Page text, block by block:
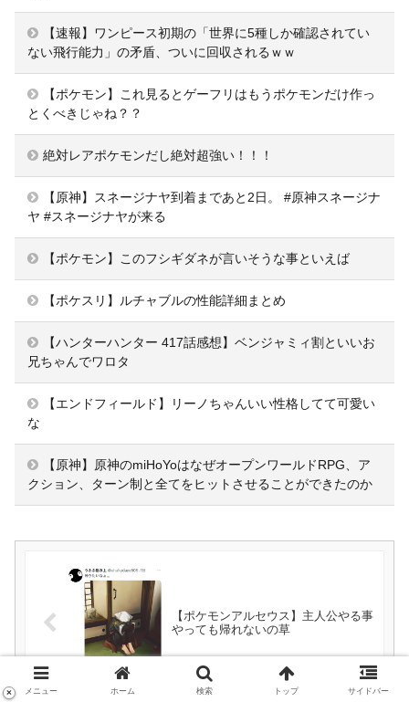
【速報】ワンピース初期の「世界に5種しか確認されてい
ない飛行能力」の矛盾、ついに回収されるｗｗ
【ポケモン】これ見るとゲーフリはもうポケモンだけ作っ
とくべきじゃね？？
絶対レアポケモンだし絶対超強い！！！
【原神】スネージナヤ到着まであと2日。 #原神スネージナ
ヤ #スネージナヤが来る
【ポケモン】このフシギダネが言いそうな事といえば
【ポケスリ】ルチャブルの性能詳細まとめ
【ハンターハンター 417話感想】ベンジャミィ割といいお
兄ちゃんでワロタ
【エンドフィールド】リーノちゃんいい性格してて可愛い
な
【原神】原神のmiHoYoはなぜオープンワールドRPG、ア
クション、ターン制と全てをヒットさせることができたのか
【ポケモンアルセウス】主人公やる事
やっても帰れないの草
メニュー ホーム 検索 トップ サイドバー
×